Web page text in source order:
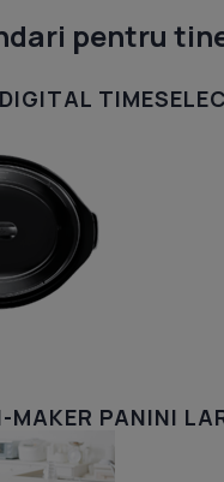
pentru
MAKER PANINI